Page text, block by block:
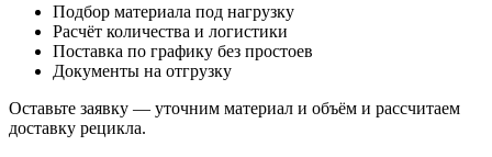
Подбор материала под нагрузку
Расчёт количества и логистики
Поставка по графику без простоев
Документы на отгрузку
Оставьте заявку — уточним материал и объём и рассчитаем
доставку рецикла.